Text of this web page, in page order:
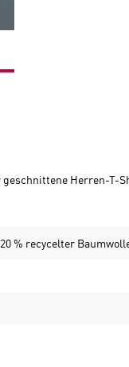
Herren-T-
% recycelter